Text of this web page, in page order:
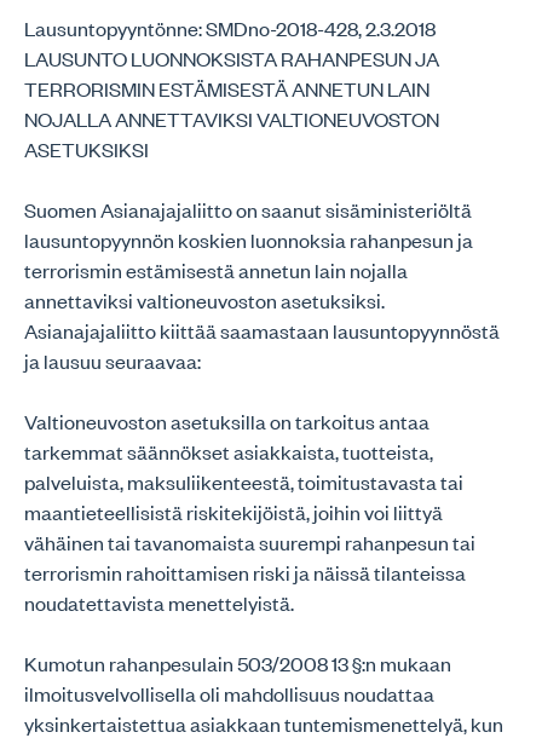
Lausuntopyyntönne: SMDno-2018-428, 2.3.2018
LAUSUNTO LUONNOKSISTA RAHANPESUN JA
TERRORISMIN ESTÄMISESTÄ ANNETUN LAIN
NOJALLA ANNETTAVIKSI VALTIONEUVOSTON
ASETUKSIKSI
Suomen Asianajajaliitto on saanut sisäministeriöltä
lausuntopyynnön koskien luonnoksia rahanpesun ja
terrorismin estämisestä annetun lain nojalla
annettaviksi valtioneuvoston asetuksiksi.
Asianajajaliitto kiittää saamastaan lausuntopyynnöstä
ja lausuu seuraavaa:
Valtioneuvoston asetuksilla on tarkoitus antaa
tarkemmat säännökset asiakkaista, tuotteista,
palveluista, maksuliikenteestä, toimitustavasta tai
maantieteellisistä riskitekijöistä, joihin voi liittyä
vähäinen tai tavanomaista suurempi rahanpesun tai
terrorismin rahoittamisen riski ja näissä tilanteissa
noudatettavista menettelyistä.
Kumotun rahanpesulain 503/2008 13 §:n mukaan
ilmoitusvelvollisella oli mahdollisuus noudattaa
yksinkertaistettua asiakkaan tuntemismenettelyä, kun